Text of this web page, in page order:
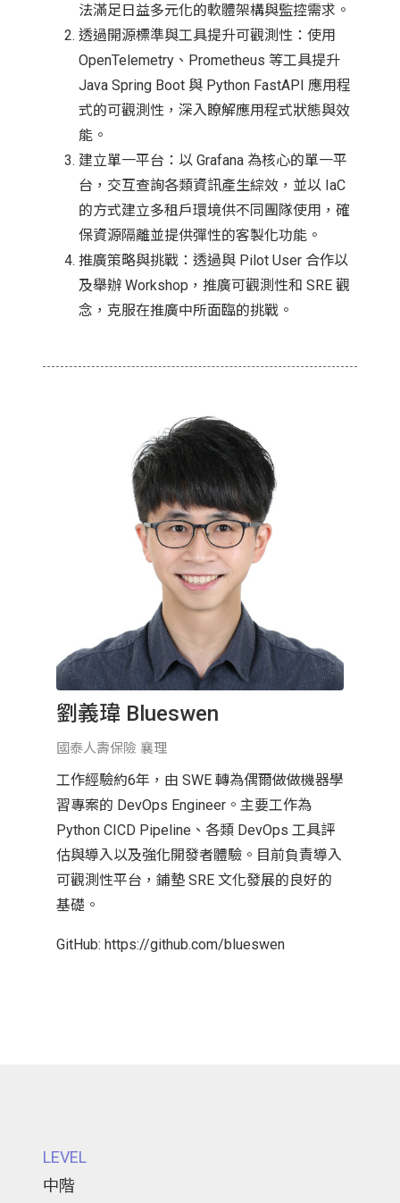
法滿足日益多元化的軟體架構與監控需求。
透過開源標準與工具提升可觀測性：使用
OpenTelemetry、Prometheus 等工具提升
Java Spring Boot 與 Python FastAPI 應用程
式的可觀測性，深入瞭解應用程式狀態與效
能。
建立單一平台：以 Grafana 為核心的單一平
台，交互查詢各類資訊產生綜效，並以 IaC
的方式建立多租戶環境供不同團隊使用，確
保資源隔離並提供彈性的客製化功能。
推廣策略與挑戰：透過與 Pilot User 合作以
及舉辦 Workshop，推廣可觀測性和 SRE 觀
念，克服在推廣中所面臨的挑戰。
劉義瑋 Blueswen
國泰人壽保險 襄理
工作經驗約6年，由 SWE 轉為偶爾做做機器學
習專案的 DevOps Engineer。主要工作為
Python CICD Pipeline、各類 DevOps 工具評
估與導入以及強化開發者體驗。目前負責導入
可觀測性平台，鋪墊 SRE 文化發展的良好的
基礎。
GitHub: https://github.com/blueswen
LEVEL
中階